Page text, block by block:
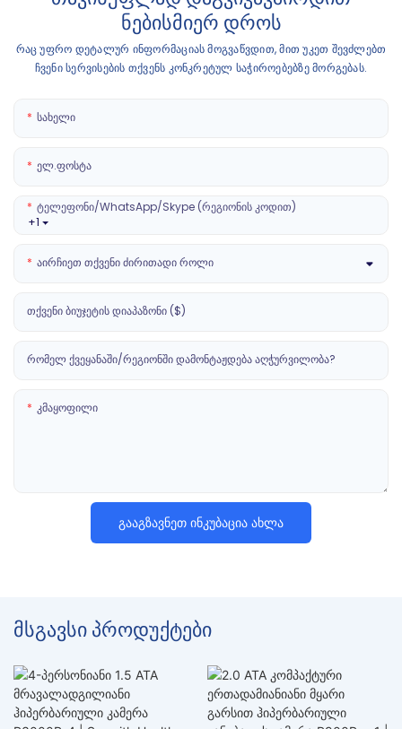
ნებისმიერ დროს
რაც უფრო დეტალურ ინფორმაციას მოგვაწვდით, მით უკეთ შევძლებთ
ჩვენი სერვისების თქვენს კონკრეტულ საჭიროებებზე მორგებას.
Სახელი
Ელ.ფოსტა
+1
Ტელეფონი/WhatsApp/Skype (რეგიონის Კოდით)
Აირჩიეთ Თქვენი Ძირითადი Როლი
Თქვენი Ბიუჯეტის Დიაპაზონი ($)
Რომელ Ქვეყანაში/რეგიონში Დამონტაჟდება Აღჭურვილობა?
Კმაყოფილი
Გააგზავნეთ Ინკუბაცია Ახლა
მსგავსი პროდუქტები